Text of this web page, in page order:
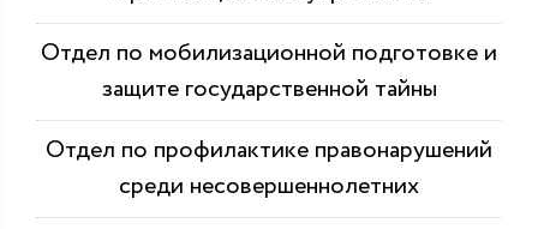
Отдел по мобилизационной подготовке и
защите государственной тайны
Отдел по профилактике правонарушений
среди несовершеннолетних